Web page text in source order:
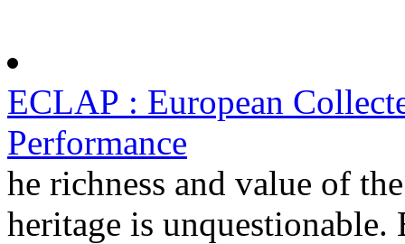
ECLAP : European
Performance
he richness and value of
heritage is unquestionable.